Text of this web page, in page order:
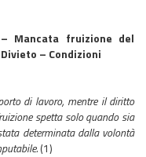
Mancata fruizione del
– Condizioni
di lavoro, mentre il diritto
spetta solo quando sia
determinata dalla volontà
(1)